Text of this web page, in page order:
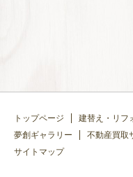
トップページ 建替え・リフ
夢創ギャラリー
不動産買取
サイトマップ